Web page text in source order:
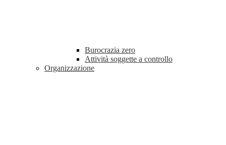
Burocrazia zero
Attività soggette a controllo
Organizzazione